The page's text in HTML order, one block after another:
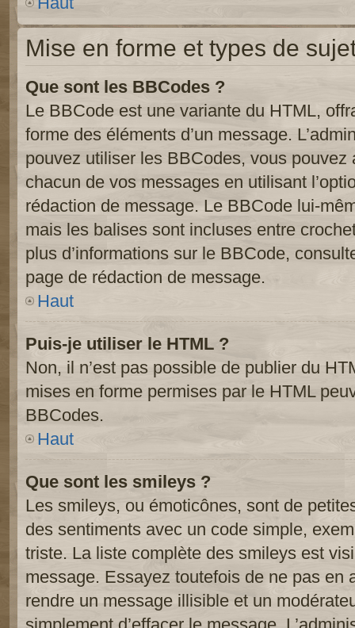
Mise en forme et types de
Que sont les BBCodes ?
Le BBCode est une variante du HTML,
forme des éléments d’un message.
pouvez utiliser les BBCodes, vous
chacun de vos messages en utilisant
rédaction de message. Le BBCode lui-
mais les balises sont incluses entre
plus d’informations sur le BBCode,
page de rédaction de message.
Haut
Puis-je utiliser le HTML ?
Non, il n’est pas possible de publier du
mises en forme permises par le HTML
BBCodes.
Haut
Que sont les smileys ?
Les smileys, ou émoticônes, sont de
des sentiments avec un code simple,
triste. La liste complète des smileys est
message. Essayez toutefois de ne pas en
rendre un message illisible et un